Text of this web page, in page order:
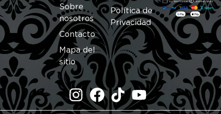
Sobre
nosotros
Contacto
Mapa del
sitio
Política de
Privacidad